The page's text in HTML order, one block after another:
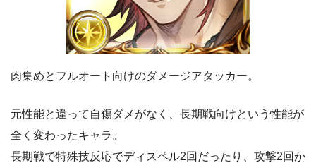
肉集めとフルオート向けのダメージアタッカー。
元性能と違って自傷ダメがなく、長期戦向けという性能が
全く変わったキャラ。
長期戦で特殊技反応でディスペル2回だったり、攻撃2回か